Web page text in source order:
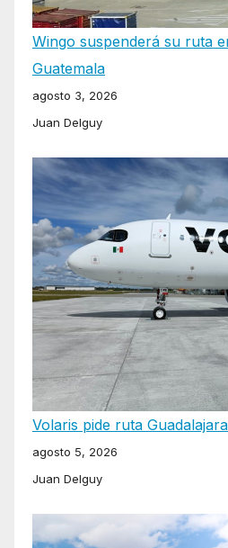
Wingo suspenderá su ruta
Guatemala
agosto 3, 2026
Juan Delguy
Volaris pide ruta
agosto 5, 2026
Juan Delguy